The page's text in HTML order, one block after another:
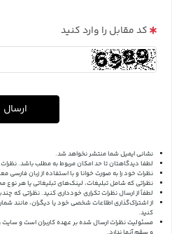
کد مقابل را وارد کنید
ارسال
نشانی ایمیل شما منتشر نخواهد شد.
لطفا دیدگاهتان تا حد امکان مربوط به مطلب باشد.
نظرات خود را به صورت خوانا و با استفاده از زبان فارسی
نظراتی که شامل تبلیغات، لینک‌های تبلیغاتی یا هر
لطفاً از ارسال نظرات تکراری خودداری کنید. نظراتی که
از اشتراک‌گذاری اطلاعات شخصی خود یا دیگران، مانند
کنید.
مسئولیت نظرات ارسال شده بر عهده کاربران است و